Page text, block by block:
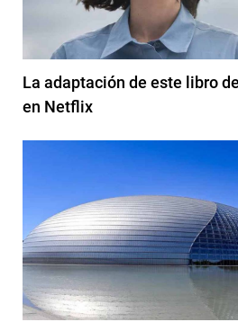
La adaptación de este libro
en Netflix